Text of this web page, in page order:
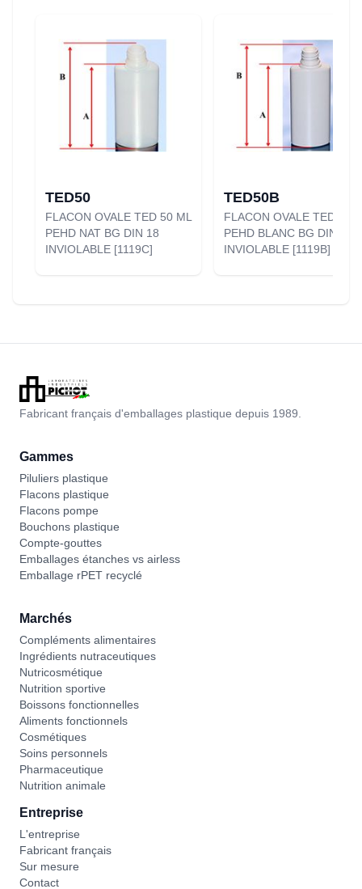
TED50
FLACON OVALE TED 50 ML
PEHD NAT BG DIN 18
INVIOLABLE [1119C]
TED50B
FLACON OVALE TED 50
PEHD BLANC BG DIN 18
INVIOLABLE [1119B]
Fabricant français d'emballages plastique depuis 1989.
Gammes
Piluliers plastique
Flacons plastique
Flacons pompe
Bouchons plastique
Compte-gouttes
Emballages étanches vs airless
Emballage rPET recyclé
Marchés
Compléments alimentaires
Ingrédients nutraceutiques
Nutricosmétique
Nutrition sportive
Boissons fonctionnelles
Aliments fonctionnels
Cosmétiques
Soins personnels
Pharmaceutique
Nutrition animale
Entreprise
L'entreprise
Fabricant français
Sur mesure
Contact